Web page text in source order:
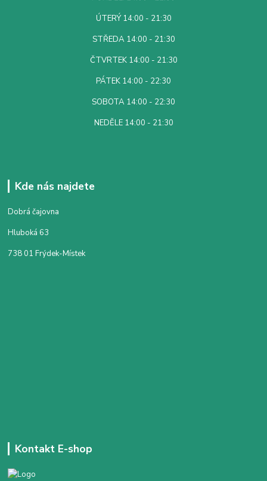
ÚTERÝ 14:00 - 21:30
STŘEDA 14:00 - 21:30
ČTVRTEK 14:00 - 21:30
PÁTEK 14:00 - 22:30
SOBOTA 14:00 - 22:30
NEDĚLE 14:00 - 21:30
Kde nás najdete
Dobrá čajovna
Hluboká 63
738 01 Frýdek-Místek
Kontakt E-shop